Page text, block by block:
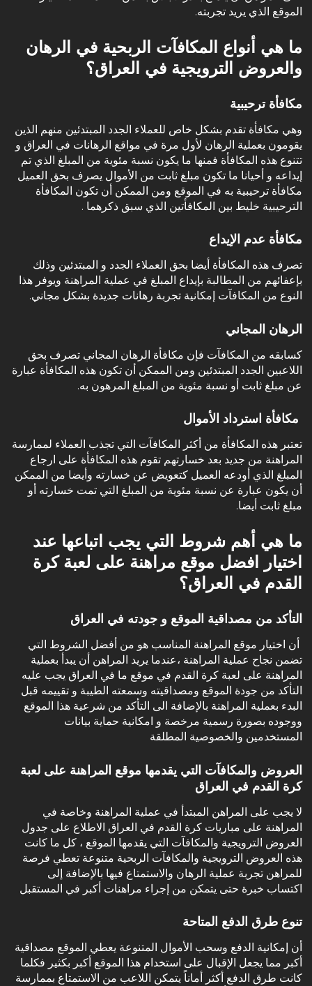
الموقع الذي يريد تجربته.
‏ما هي أنواع المكافآت الربحية في الرهان
والعروض الترويجية في العراق؟
‏مكافأة ترحيبية
‏وهي مكافأة تقدم بشكل خاص للعملاء الجدد المبتدئين منهم الذين
يقومون بعملية الرهان لأول مرة في مواقع الرهانات في العراق و
تتنوع هذه المكافأة فمنها ما يكون نسبة مئوية من المبلغ الذي تم
إيداعه و أحيانا ما تكون مبلغ ثابت من الأموال يصرف بحق العميل
مكافأة ترحيبية به في الموقع ومن الممكن أن تكون المكافأة
الترحيبية خليط بين المكافأتين الذي سبق ذكرهما .
‏مكافأة عدم الإيداع
‏تصرف هذه المكافأة أيضا بحق العملاء الجدد و المبتدئين وذلك
بإعفائهم من المطالبة بإيداع المبلغ في عملية المراهنة ويوفر هذا
النوع من المكافآت إمكانية تجربة رهانات جديدة بشكل مجاني.
‏الرهان المجاني
‏كسابقه من المكافآت فإن مكافأة الرهان المجاني تصرف بحق
اللاعبين الجدد المبتدئين ومن الممكن أن تكون هذه المكافأة عبارة
عن مبلغ ثابت أو نسبة مئوية من المبلغ المرهون به.
مكافأة استرداد الأموال
‏تعتبر هذه المكافأة من أكثر المكافآت التي تجذب العملاء لممارسة
المراهنة من جديد بعد خسارتهم تقوم هذه المكافأة على ارجاع
المبلغ الذي أودعه العميل كتعويض عن خسارته وأيضا من الممكن
أن يكون عبارة عن نسبة مئوية من المبلغ التي تمت خسارته أو
مبلغ ثابت أيضا.
ما هي أهم شروط التي يجب اتباعها عند
اختيار افضل موقع مراهنة على لعبة كرة
القدم في لعراق؟
التأكد من مصداقية الموقع و جودته في العراق
‏ أن اختيار موقع المراهنة المناسب هو من أفضل الشروط التي
تضمن نجاح عملية المراهنة ،عندما يريد المراهن أن يبدأ بعملية
المراهنة على لعبة كرة القدم في موقع ما في العراق يجب عليه
التأكد من جودة الموقع ومصداقيته وسمعته الطيبة و تقييمه قبل
البدء بعملية المراهنة بالإضافة الى التأكد من شرعية هذا الموقع
ووجوده بصورة رسمية مرخصة و امكانية حماية بيانات
المستخدمين والخصوصية المطلقة
العروض والمكافآت التي يقدمها موقع المراهنة على لعبة
كرة القدم في العراق
‏لا يجب على المراهن المبتدأ في عملية المراهنة وخاصة في
المراهنة على مباريات كرة القدم في العراق الاطلاع على جدول
العروض الترويجية والمكافآت التي يقدمها الموقع ، كل ما كانت
هذه العروض الترويجية والمكافآت الربحية متنوعة تعطي فرصة
للمراهن تجربة عملية الرهان والاستمتاع فيها بالإضافة إلى
اكتساب خبرة حتى يتمكن من إجراء مراهنات أكبر في المستقبل
تنوع طرق الدفع المتاحة
‏أن إمكانية الدفع وسحب الأموال المتنوعة يعطي الموقع مصداقية
أكبر مما يجعل الإقبال على استخدام هذا الموقع أكبر بكثير فكلما
كانت طرق الدفع أكثر أماناً يتمكن اللاعب من الاستمتاع بممارسة